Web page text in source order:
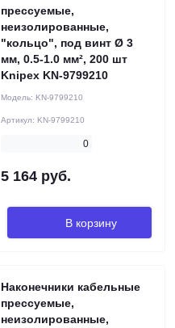
прессуемые,
неизолированные,
"кольцо", под винт Ø 3
мм, 0.5-1.0 мм², 200 шт
Knipex KN-9799210
Модель: KN-9799210
Артикул: KN-9799210
0
5 164 руб.
В корзину
Наконечники кабельные
прессуемые,
неизолированные,